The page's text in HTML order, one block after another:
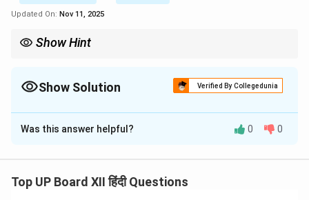
Updated On: Nov 11, 2025
Show Hint
Show Solution Verified By Collegedunia
Solution and Explanation
'रश्मिरथी' खण्डकाव्य में कर्ण की जीवन यात्रा और उसके संघर्षों का
Was this answer helpful? 0 0
Top UP Board XII हिंदी Questions